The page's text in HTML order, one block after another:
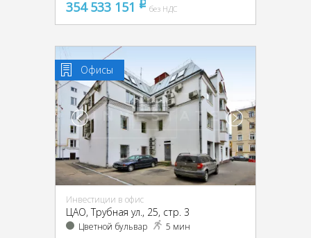
354 533 151 pуббез НДС
Офисы
Инвестиции в офис
ЦАО, Трубная ул., 25, стр. 3
Цветной бульвар 5 мин